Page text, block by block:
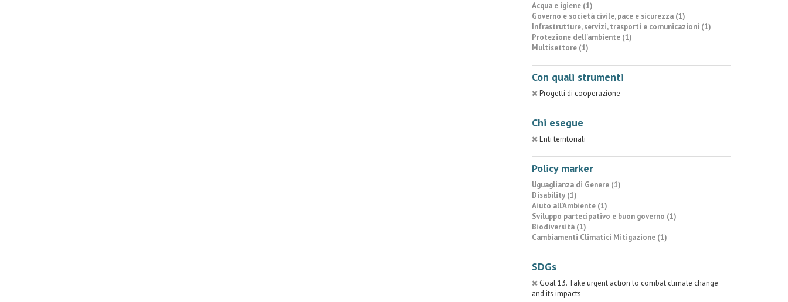
Acqua e igiene (1)
Governo e società civile, pace e sicurezza (1)
Infrastrutture, servizi, trasporti e comunicazioni (1)
Protezione dell'ambiente (1)
Multisettore (1)
Con quali strumenti
Progetti di cooperazione
Chi esegue
Enti territoriali
Policy marker
Uguaglianza di Genere (1)
Disability (1)
Aiuto all’Ambiente (1)
Sviluppo partecipativo e buon governo (1)
Biodiversità (1)
Cambiamenti Climatici Mitigazione (1)
SDGs
Goal 13. Take urgent action to combat climate change
and its impacts